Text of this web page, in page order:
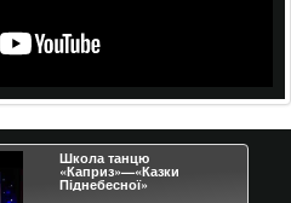
Школа танцю
«Каприз»—«Казки
Піднебесної»